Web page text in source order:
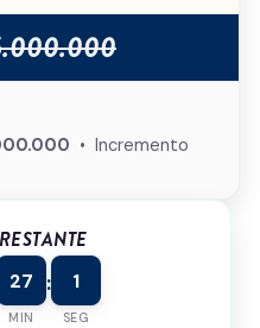
y el
tratamiento de
• Incremento
27
MIN
: 1
SEG